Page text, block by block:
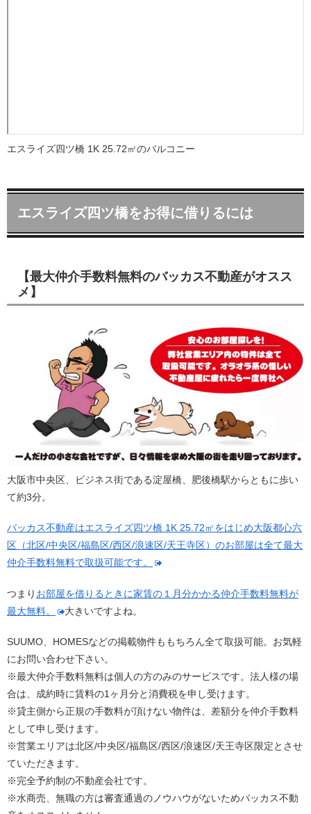
エスライズ四ツ橋 1K 25.72㎡のバルコニー
エスライズ四ツ橋をお得に借りるには
【最大仲介手数料無料のバッカス不動産がオスス
メ】
大阪市中央区、ビジネス街である淀屋橋、肥後橋駅からともに歩い
て約3分。
バッカス不動産はエスライズ四ツ橋 1K 25.72㎡をはじめ大阪都心六
区（北区/中央区/福島区/西区/浪速区/天王寺区）のお部屋は全て最大
仲介手数料無料で取扱可能です。
つまり お部屋を借りるときに家賃の１月分かかる仲介手数料無料が
最大無料。
大きいですよね。
SUUMO、HOMESなどの掲載物件ももちろん全て取扱可能。お気軽
にお問い合わせ下さい。
※最大仲介手数料無料は個人の方のみのサービスです。法人様の場
合は、成約時に賃料の1ヶ月分と消費税を申し受けます。
※貸主側から正規の手数料が頂けない物件は、差額分を仲介手数料
として申し受けます。
※営業エリアは北区/中央区/福島区/西区/浪速区/天王寺区限定とさせ
ていただきます。
※完全予約制の不動産会社です。
※水商売、無職の方は審査通過のノウハウがないためバッカス不動